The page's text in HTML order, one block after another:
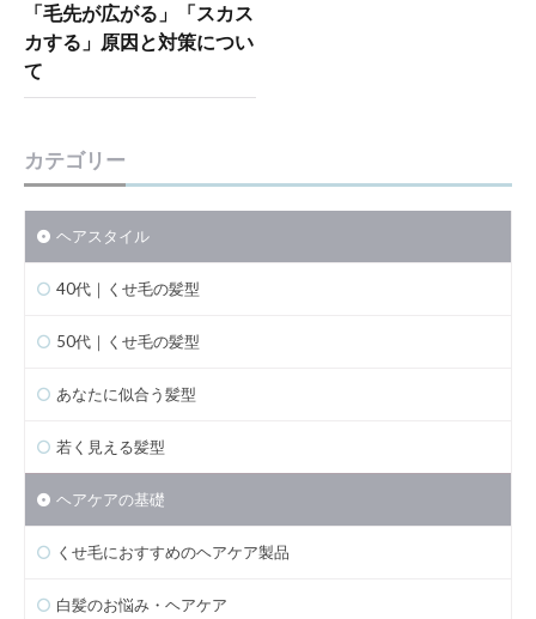
「毛先が広がる」「スカス
カする」原因と対策につい
て
カテゴリー
ヘアスタイル
40代｜くせ毛の髪型
50代｜くせ毛の髪型
あなたに似合う髪型
若く見える髪型
ヘアケアの基礎
くせ毛におすすめのヘアケア製品
白髪のお悩み・ヘアケア